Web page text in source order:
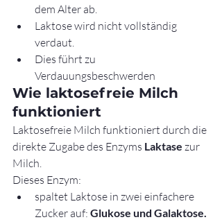
dem Alter ab.
Laktose wird nicht vollständig
verdaut.
Dies führt zu
Verdauungsbeschwerden
Wie laktosefreie Milch
funktioniert
Laktosefreie Milch funktioniert durch die
direkte Zugabe des Enzyms Laktase zur
Milch.
Dieses Enzym:
spaltet Laktose in zwei einfachere
Zucker auf: Glukose und Galaktose.